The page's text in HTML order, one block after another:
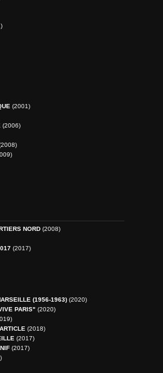
(2001)
(2006)
NORD(2008)
(2017)
(1956-1963)(2020)
PARIS" (2020)
(2018)
(2017)
(2017)